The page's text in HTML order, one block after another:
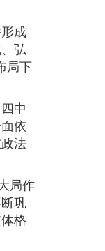
成
弘
局下
中
依
法
局作
巩
格